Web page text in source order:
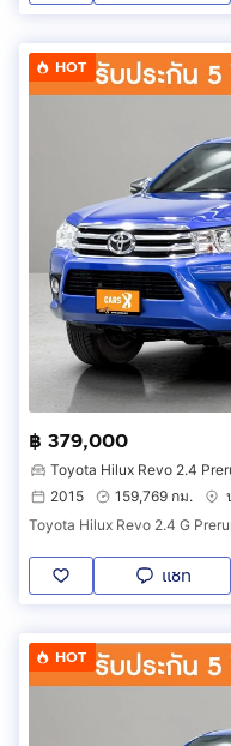
HOT
฿ 379,000
Toyota Hilux Revo 2.4
2015
159,769 กม.
Toyota Hilux Revo 2.4 G
แชท
HOT